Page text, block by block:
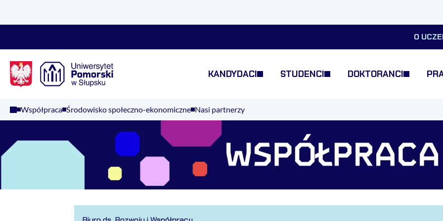
O
KANDYDACI STUDENCI DOKTORANCI
Współpraca Środowisko społeczno-ekonomiczne Nasi partnerzy